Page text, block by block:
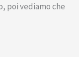
poi vediamo che